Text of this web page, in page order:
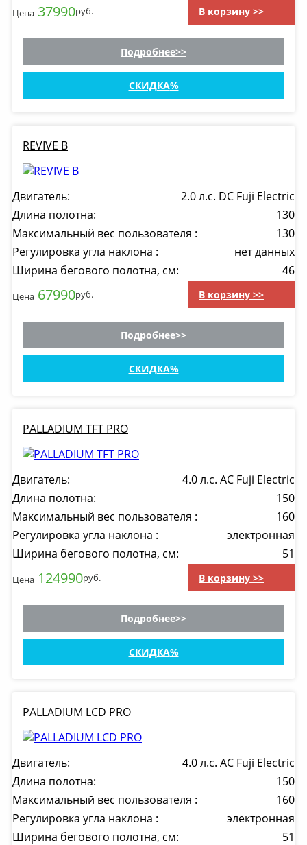
Цена 37990руб. В корзину >>
Подробнее
СКИДКА
REVIVE B
Двигатель:
2.0 л.с. DC Fuji Electric
Длина полотна:
130
Максимальный вес пользователя :
130
Регулировка угла наклона :
нет данных
Ширина бегового полотна, см:
46
Цена 67990руб. В корзину >>
Подробнее
СКИДКА
PALLADIUM TFT PRO
Двигатель:
4.0 л.с. AC Fuji Electric
Длина полотна:
150
Максимальный вес пользователя :
160
Регулировка угла наклона :
электронная
Ширина бегового полотна, см:
51
Цена 124990руб. В корзину >>
Подробнее
СКИДКА
PALLADIUM LCD PRO
Двигатель:
4.0 л.с. AC Fuji Electric
Длина полотна:
150
Максимальный вес пользователя :
160
Регулировка угла наклона :
электронная
Ширина бегового полотна, см:
51